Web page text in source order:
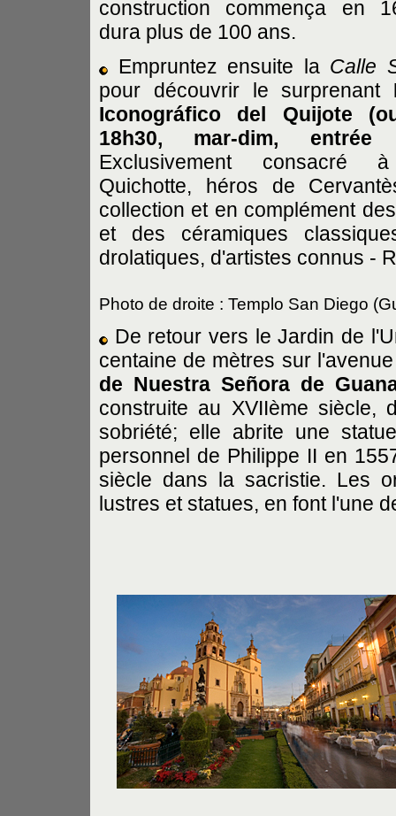
construction commença en
dura plus de 100 ans.
Empruntez ensuite la Calle
pour découvrir le surprenant
Iconográfico del Quijote
18h30, mar-dim, entrée
Exclusivement consacré
Quichotte, héros de
collection et en complément
et des céramiques
drolatiques, d'artistes connus -
Photo de droite : Templo San Diego
De retour vers le Jardin de
centaine de mètres sur
de Nuestra Señora de
construite au XVIIème siècle,
sobriété; elle abrite une
personnel de Philippe II en
siècle dans la sacristie. Les
lustres et statues, en font l'une